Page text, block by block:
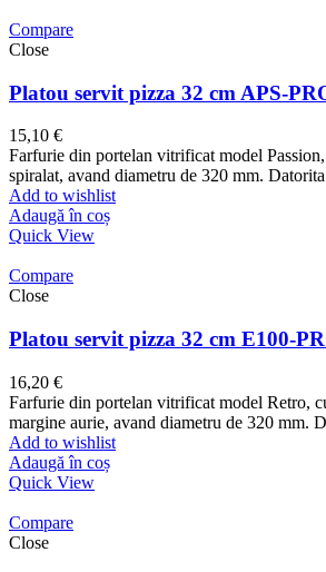
Compare
Close
Platou servit pizza 32 cm APS-
15,10 €
Farfurie din portelan vitrificat model
spiralat, avand diametru de 320 mm.
Add to wishlist
Adaugă în coș
Quick View
Compare
Close
Platou servit pizza 32 cm E100-
16,20 €
Farfurie din portelan vitrificat model Retro,
margine aurie, avand diametru de 320 mm.
Add to wishlist
Adaugă în coș
Quick View
Compare
Close